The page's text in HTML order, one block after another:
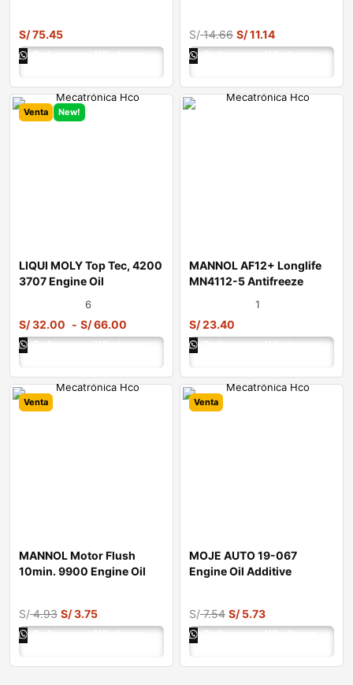
S/75.45
Ordenar por Whatsapp
S/14.66 S/11.14
Ordenar por Whatsapp
Venta New!
LIQUI MOLY Top Tec, 4200
3707 Engine Oil
6
S/32.00 - S/66.00
Ordenar por Whatsapp
MANNOL AF12+ Longlife
MN4112-5 Antifreeze
1
S/23.40
Ordenar por Whatsapp
Venta
MANNOL Motor Flush
10min. 9900 Engine Oil
S/4.93 S/3.75
Ordenar por Whatsapp
Venta
MOJE AUTO 19-067
Engine Oil Additive
S/7.54 S/5.73
Ordenar por Whatsapp